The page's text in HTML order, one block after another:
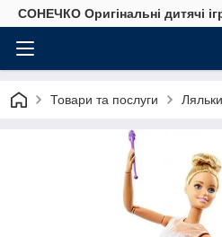
СОНЕЧКО Оригінальні дитячі
Товари та послуги